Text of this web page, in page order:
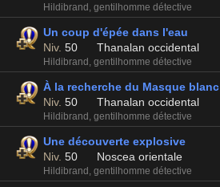
Hildibrand, gentilhomme détective
Un coup d'épée dans l'eau
Niv. 50 Thanalan occidental
Hildibrand, gentilhomme détective
À la recherche du Masque blanc
Niv. 50 Thanalan occidental
Hildibrand, gentilhomme détective
Une découverte explosive
Niv. 50 Noscea orientale
Hildibrand, gentilhomme détective